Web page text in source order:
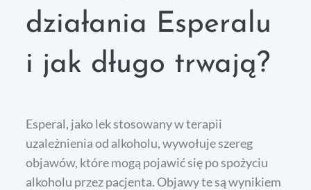
działania Esperalu
i jak długo trwają?
Esperal, jako lek stosowany w terapii
uzależnienia od alkoholu, wywołuje szereg
objawów, które mogą pojawić się po spożyciu
alkoholu przez pacjenta. Objawy te są wynikiem